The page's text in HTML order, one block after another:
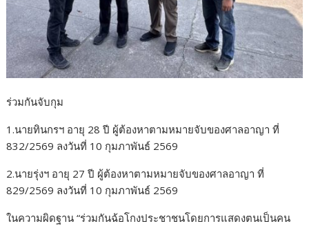
ร่วมกันจับกุม
1.นายทินกรฯ อายุ 28 ปี ผู้ต้องหาตามหมายจับของศาลอาญา ที่
832/2569 ลงวันที่ 10 กุมภาพันธ์ 2569
2.นายรุ่งฯ อายุ 27 ปี ผู้ต้องหาตามหมายจับของศาลอาญา ที่
829/2569 ลงวันที่ 10 กุมภาพันธ์ 2569
ในความผิดฐาน “ร่วมกันฉ้อโกงประชาชนโดยการแสดงตนเป็นคน